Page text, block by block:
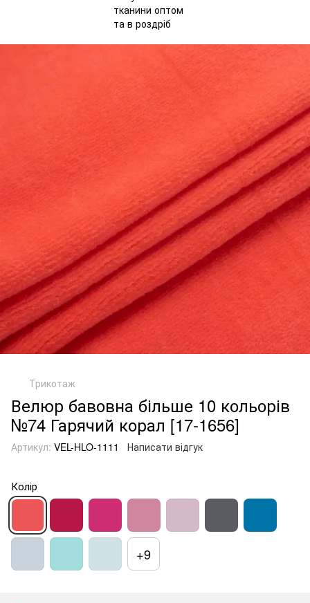
Трикотаж
Велюр бавовна більше 10 кольорів
№74 Гарячий корал [17-1656]
Артикул: VEL-HLO-1111 Написати відгук
Колір
+9